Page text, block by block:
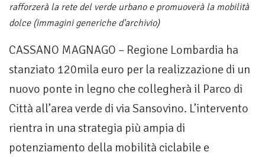
rafforzerà la rete del verde urbano e promuoverà la mobilità
dolce (immagini generiche d'archivio)
CASSANO MAGNAGO – Regione Lombardia ha
stanziato 120mila euro per la realizzazione di un
nuovo ponte in legno che collegherà il Parco di
Città all’area verde di via Sansovino. L’intervento
rientra in una strategia più ampia di
potenziamento della mobilità ciclabile e